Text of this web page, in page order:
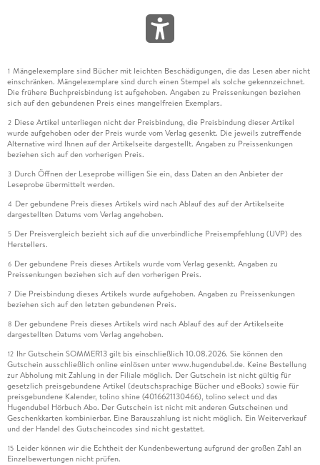
1 Mängelexemplare sind Bücher mit leichten Beschädigungen, die das Lesen aber nicht
einschränken. Mängelexemplare sind durch einen Stempel als solche gekennzeichnet.
Die frühere Buchpreisbindung ist aufgehoben. Angaben zu Preissenkungen beziehen
sich auf den gebundenen Preis eines mangelfreien Exemplars.
2 Diese Artikel unterliegen nicht der Preisbindung, die Preisbindung dieser Artikel
wurde aufgehoben oder der Preis wurde vom Verlag gesenkt. Die jeweils zutreffende
Alternative wird Ihnen auf der Artikelseite dargestellt. Angaben zu Preissenkungen
beziehen sich auf den vorherigen Preis.
3 Durch Öffnen der Leseprobe willigen Sie ein, dass Daten an den Anbieter der
Leseprobe übermittelt werden.
4 Der gebundene Preis dieses Artikels wird nach Ablauf des auf der Artikelseite
dargestellten Datums vom Verlag angehoben.
5 Der Preisvergleich bezieht sich auf die unverbindliche Preisempfehlung (UVP) des
Herstellers.
6 Der gebundene Preis dieses Artikels wurde vom Verlag gesenkt. Angaben zu
Preissenkungen beziehen sich auf den vorherigen Preis.
7 Die Preisbindung dieses Artikels wurde aufgehoben. Angaben zu Preissenkungen
beziehen sich auf den letzten gebundenen Preis.
8 Der gebundene Preis dieses Artikels wird nach Ablauf des auf der Artikelseite
dargestellten Datums vom Verlag angehoben.
12 Ihr Gutschein SOMMER13 gilt bis einschließlich 10.08.2026. Sie können den
Gutschein ausschließlich online einlösen unter www.hugendubel.de. Keine Bestellung
zur Abholung mit Zahlung in der Filiale möglich. Der Gutschein ist nicht gültig für
gesetzlich preisgebundene Artikel (deutschsprachige Bücher und eBooks) sowie für
preisgebundene Kalender, tolino shine (4016621130466), tolino select und das
Hugendubel Hörbuch Abo. Der Gutschein ist nicht mit anderen Gutscheinen und
Geschenkkarten kombinierbar. Eine Barauszahlung ist nicht möglich. Ein Weiterverkauf
und der Handel des Gutscheincodes sind nicht gestattet.
15 Leider können wir die Echtheit der Kundenbewertung aufgrund der großen Zahl an
Einzelbewertungen nicht prüfen.